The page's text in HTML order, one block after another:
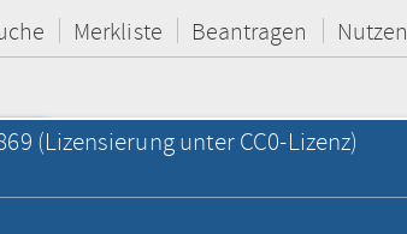
Merkliste Beantragen Nutzen
(Lizensierung unter CC0-Lizenz)